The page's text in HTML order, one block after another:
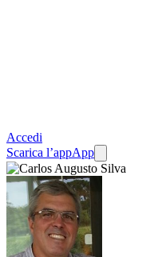
Accedi
Scarica l’appApp